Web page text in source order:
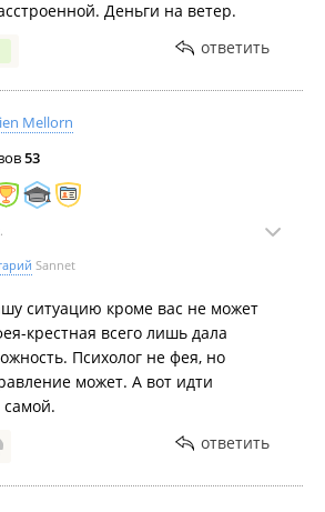
Деньги на ветер.
ответить
Mellorn
53
Sannet
ситуацию кроме вас не может
крестная всего лишь дала
Психолог не фея, но
может. А вот идти
самой.
ответить